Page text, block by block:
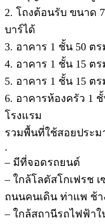
2. โถงต้อนรับ ขนาด
บาร์ได้
3. อาคาร 1 ชั้น 50 ตร
4. อาคาร 1 ชั้น 15 ตร
5. อาคาร 1 ชั้น 15 ตร
6. อาคารห้องครัว 1
โรงแรม
รวมพื้นที่ใช้สอยประม
.
– มีที่จอดรถยนต์
– ใกล้โลตัสโกเฟรช
ถนนคนเดิน ท่าแพ ช้า
– ใกล้สถานีรถไฟฟ้า